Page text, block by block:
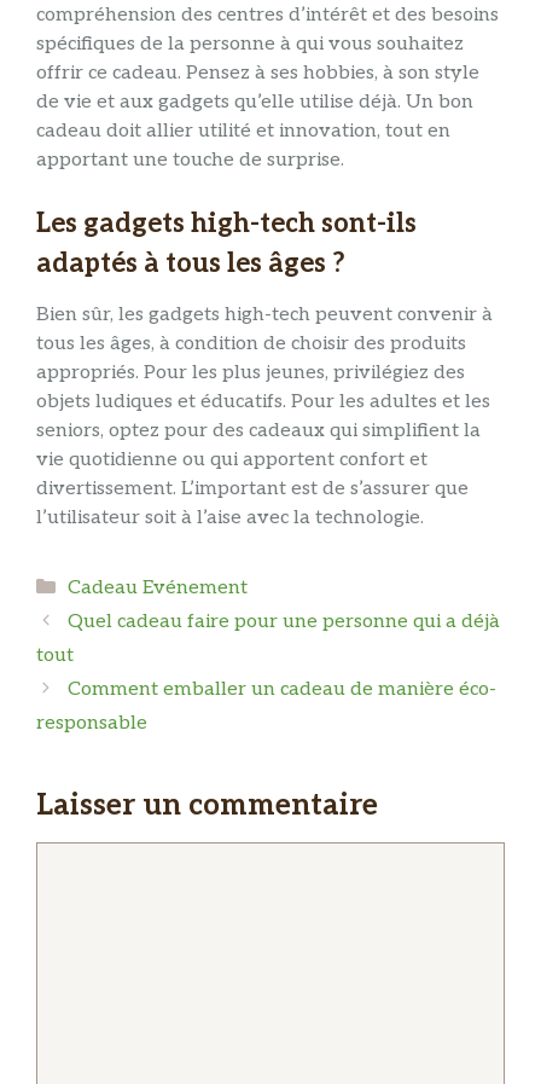
compréhension des centres d’intérêt et des besoins
spécifiques de la personne à qui vous souhaitez
offrir ce cadeau. Pensez à ses hobbies, à son style
de vie et aux gadgets qu’elle utilise déjà. Un bon
cadeau doit allier utilité et innovation, tout en
apportant une touche de surprise.
Les gadgets high-tech sont-ils
adaptés à tous les âges ?
Bien sûr, les gadgets high-tech peuvent convenir à
tous les âges, à condition de choisir des produits
appropriés. Pour les plus jeunes, privilégiez des
objets ludiques et éducatifs. Pour les adultes et les
seniors, optez pour des cadeaux qui simplifient la
vie quotidienne ou qui apportent confort et
divertissement. L’important est de s’assurer que
l’utilisateur soit à l’aise avec la technologie.
Catégories
Cadeau Evénement
Quel cadeau faire pour une personne qui a déjà
tout
Comment emballer un cadeau de manière éco-
responsable
Laisser un commentaire